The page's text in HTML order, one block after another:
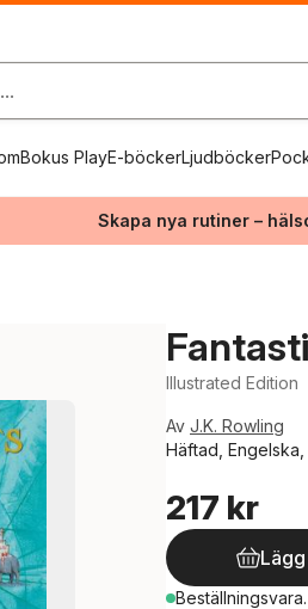
Bokus PlayE-böckerLjudböcker
Skapa nya rutiner –
Illustrated Edition
Av J.K. Rowling
Häftad,
217 kr
Beställningsvara.